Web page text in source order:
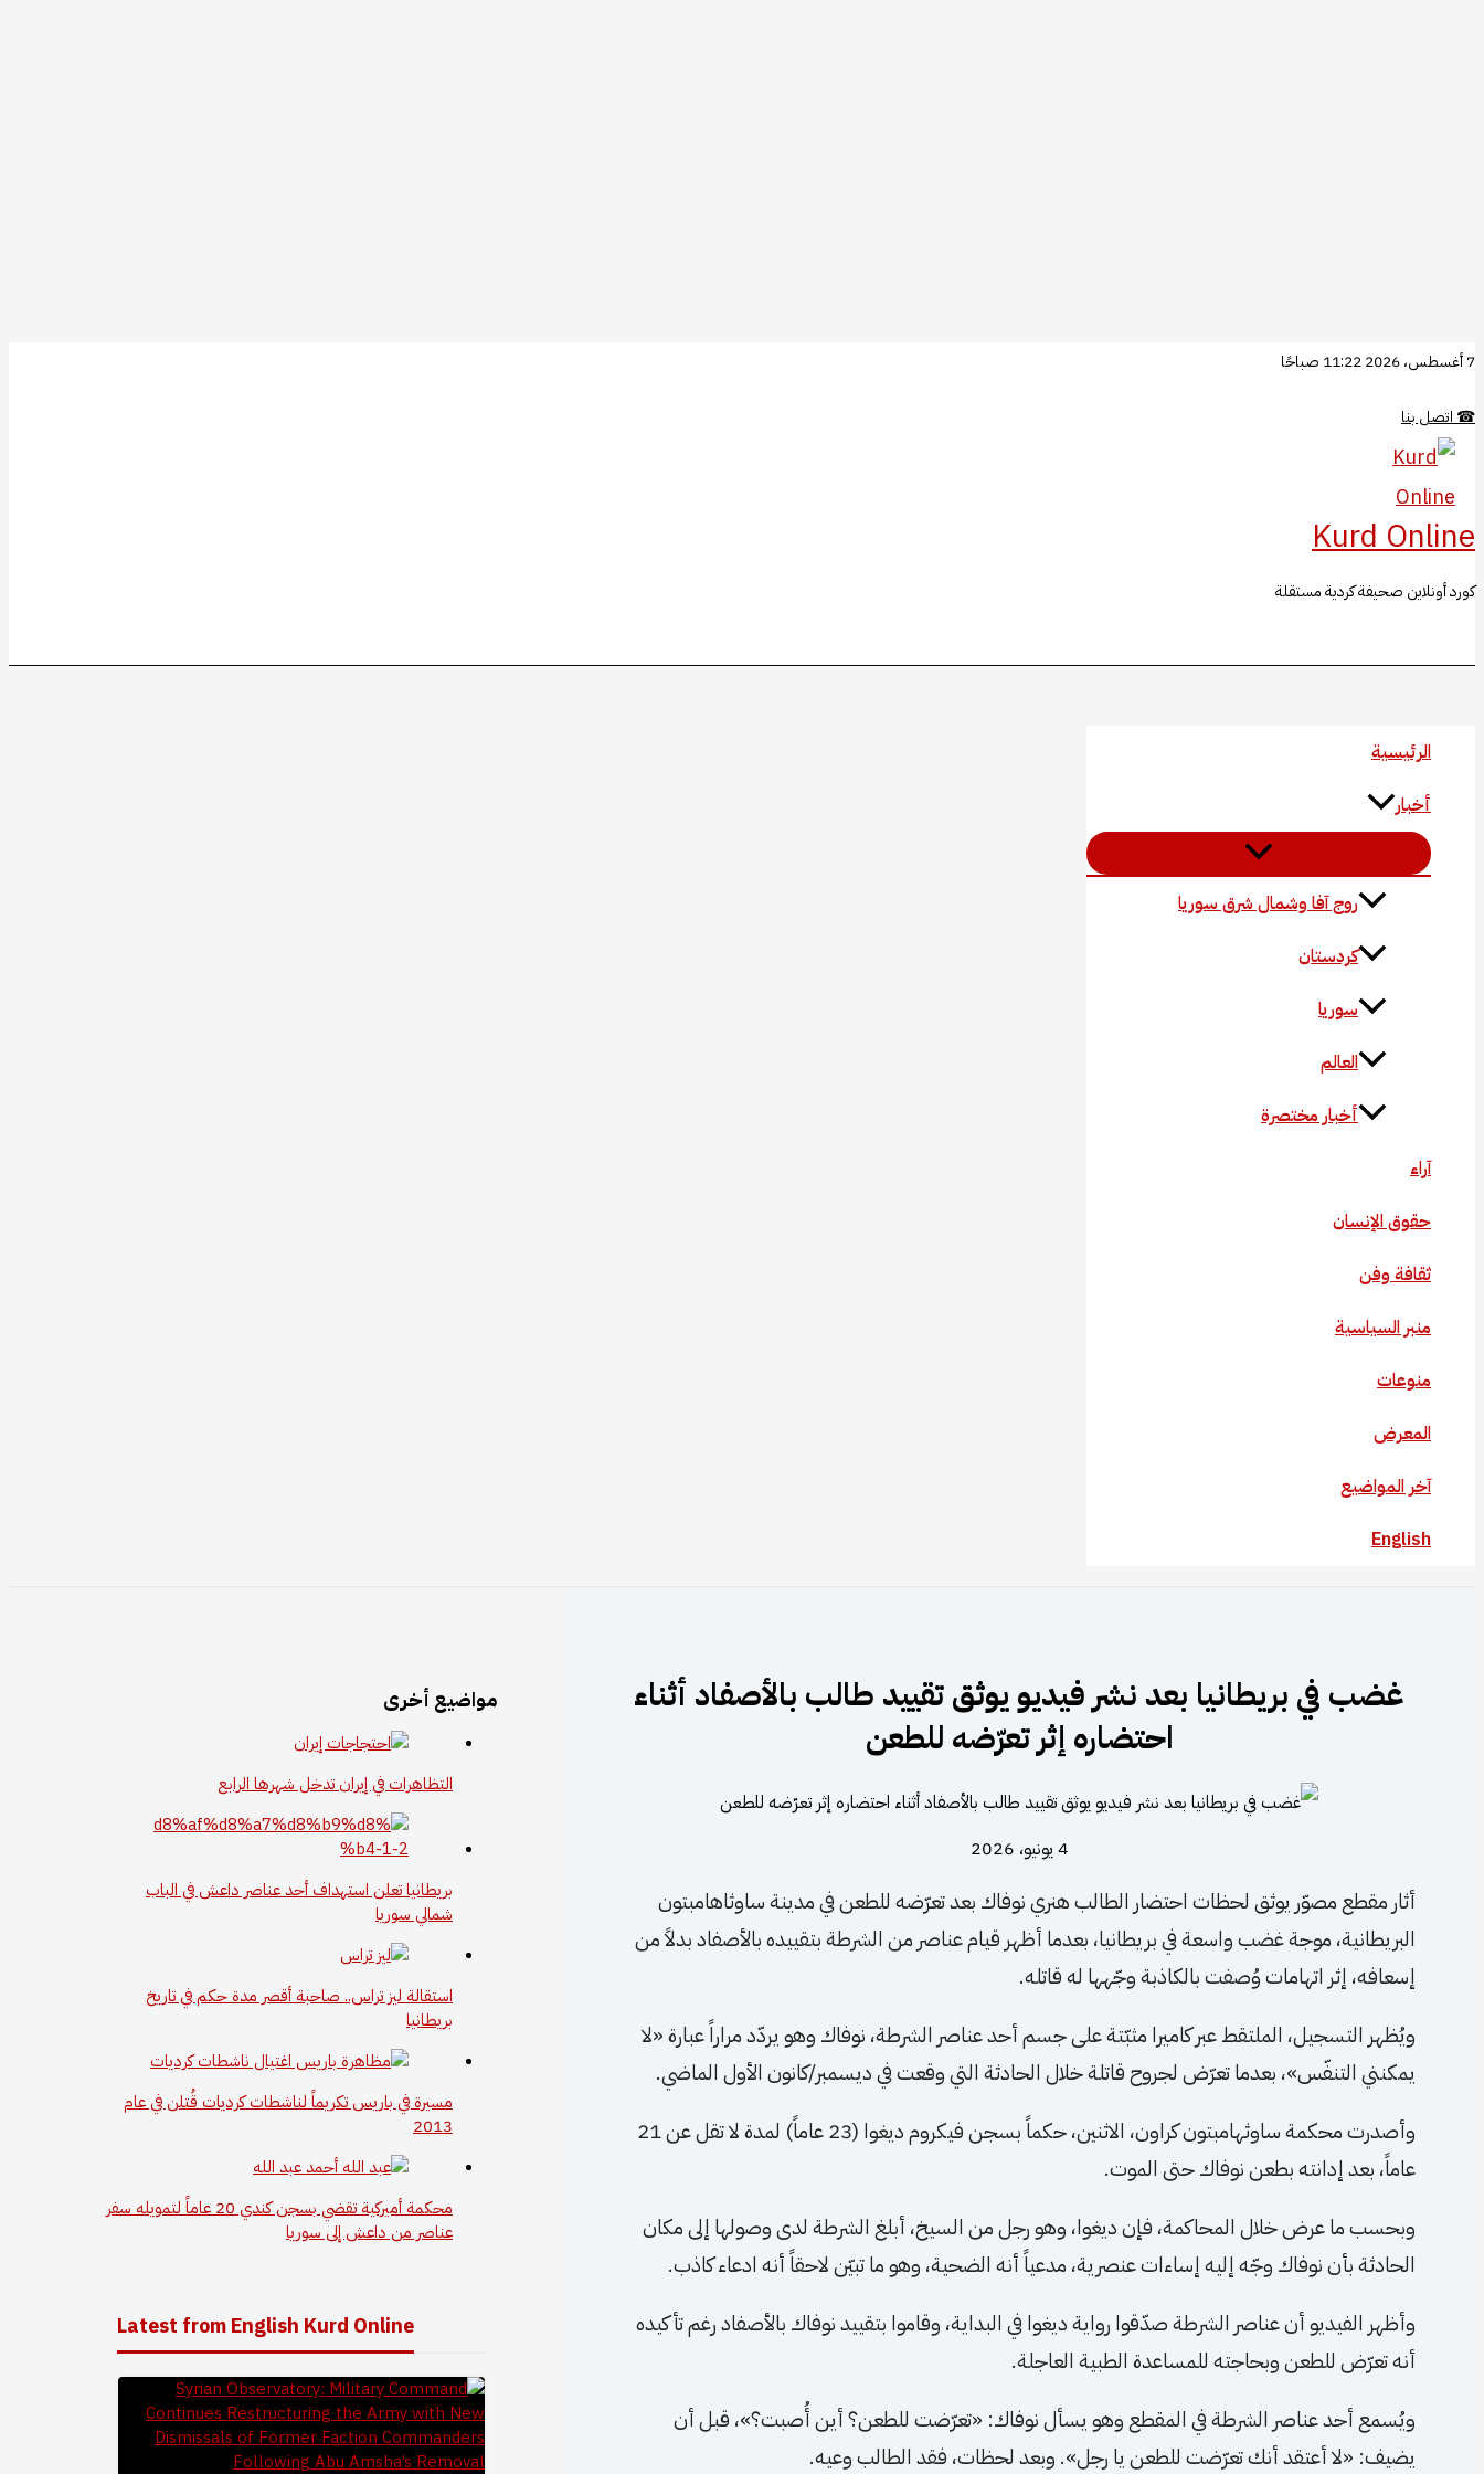
تخطي
المحتوى
7 أغسطس، 2026 11:22 صباحًا
☎ اتصل بنا
Kurd Online
كورد أونلاين صحيفة كردية مستقلة
الرئيسية
أخبار
روج آفا وشمال شرق سوريا
كردستان
سوريا
العالم
أخبار مختصرة
آراء
حقوق الإنسان
ثقافة وفن
منبر السياسية
منوعات
المعرض
آخر المواضيع
English
غضب في بريطانيا بعد نشر فيديو يوثق تقييد طالب بالأصفاد أثناء
احتضاره إثر تعرّضه للطعن
4 يونيو، 2026
أثار مقطع مصوّر يوثق لحظات احتضار الطالب هنري نوفاك بعد تعرّضه للطعن في مدينة ساوثاهامبتون
البريطانية، موجة غضب واسعة في بريطانيا، بعدما أظهر قيام عناصر من الشرطة بتقييده بالأصفاد بدلاً من
إسعافه، إثر اتهامات وُصفت بالكاذبة وجّهها له قاتله.
ويُظهر التسجيل، الملتقط عبر كاميرا مثبّتة على جسم أحد عناصر الشرطة، نوفاك وهو يردّد مراراً عبارة «لا
يمكنني التنفّس»، بعدما تعرّض لجروح قاتلة خلال الحادثة التي وقعت في ديسمبر/كانون الأول الماضي.
وأصدرت محكمة ساوثهامبتون كراون، الاثنين، حكماً بسجن فيكروم ديغوا (23 عاماً) لمدة لا تقل عن 21
عاماً، بعد إدانته بطعن نوفاك حتى الموت.
وبحسب ما عرض خلال المحاكمة، فإن ديغوا، وهو رجل من السيخ، أبلغ الشرطة لدى وصولها إلى مكان
الحادثة بأن نوفاك وجّه إليه إساءات عنصرية، مدعياً أنه الضحية، وهو ما تبيّن لاحقاً أنه ادعاء كاذب.
وأظهر الفيديو أن عناصر الشرطة صدّقوا رواية ديغوا في البداية، وقاموا بتقييد نوفاك بالأصفاد رغم تأكيده
أنه تعرّض للطعن وبحاجته للمساعدة الطبية العاجلة.
ويُسمع أحد عناصر الشرطة في المقطع وهو يسأل نوفاك: «تعرّضت للطعن؟ أين أُصبت؟»، قبل أن
يضيف: «لا أعتقد أنك تعرّضت للطعن يا رجل». وبعد لحظات، فقد الطالب وعيه.
مواضيع أخرى
التظاهرات في إيران تدخل شهرها الرابع
بريطانيا تعلن استهداف أحد عناصر داعش في الباب
شمالي سوريا
استقالة ليز تراس.. صاحبة أقصر مدة حكم في تاريخ
بريطانيا
مسيرة في باريس تكريماً لناشطات كرديات قُتلن في عام
2013
محكمة أميركية تقضي بسجن كندي 20 عاماً لتمويله سفر
عناصر من داعش إلى سوريا
Latest from English Kurd Online